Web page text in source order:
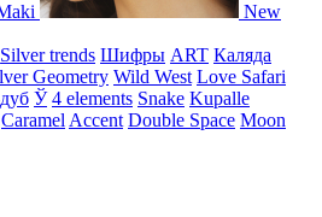
New
Silver trends Шифры ART Каляда
Geometry Wild West Love Safari
Ў 4 elements Snake Kupalle
Caramel Accent Double Space Moon